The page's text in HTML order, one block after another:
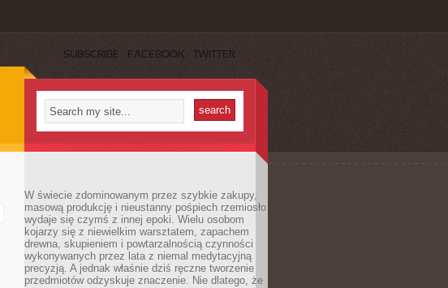
SUBSCRIBE FACEBOOK TWITTER
W świecie zdominowanym przez szybkie zakupy,
masową produkcję i nieustanny pośpiech rzemiosło
wydaje się czymś z innej epoki. Wielu osobom
kojarzy się z niewielkim warsztatem, zapachem
drewna, skupieniem i powtarzalnością czynności
wykonywanych przez lata z niemal medytacyjną
precyzją. A jednak właśnie dziś ręczne tworzenie
przedmiotów odzyskuje znaczenie. Nie dlatego, że